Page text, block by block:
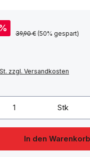
Regulärer Preis:
39,90 € (50% gespart)
zzgl. Versandkosten
Gib denStk
In den Warenkorb